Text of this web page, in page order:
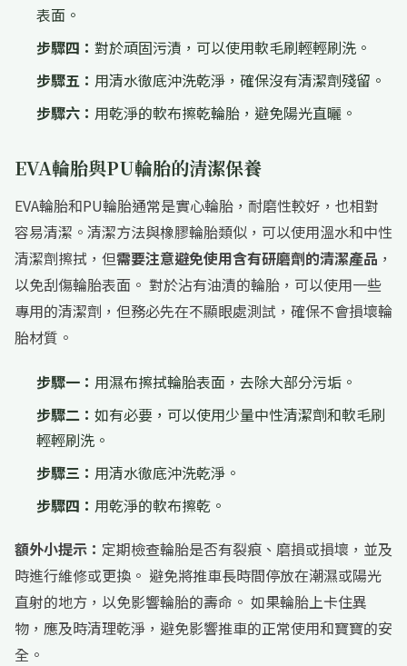
表面。
步驟四： 對於頑固污漬，可以使用軟毛刷輕輕刷洗。
步驟五： 用清水徹底沖洗乾淨，確保沒有清潔劑殘留。
步驟六： 用乾淨的軟布擦乾輪胎，避免陽光直曬。
EVA輪胎與PU輪胎的清潔保養
EVA輪胎和PU輪胎通常是實心輪胎，耐磨性較好，也相對
容易清潔。清潔方法與橡膠輪胎類似，可以使用溫水和中性
清潔劑擦拭，但需要注意避免使用含有研磨劑的清潔產品 ，
以免刮傷輪胎表面。 對於沾有油漬的輪胎，可以使用一些
專用的清潔劑，但務必先在不顯眼處測試，確保不會損壞輪
胎材質。
步驟一： 用濕布擦拭輪胎表面，去除大部分污垢。
步驟二： 如有必要，可以使用少量中性清潔劑和軟毛刷
輕輕刷洗。
步驟三： 用清水徹底沖洗乾淨。
步驟四： 用乾淨的軟布擦乾。
額外小提示： 定期檢查輪胎是否有裂痕、磨損或損壞，並及
時進行維修或更換。 避免將推車長時間停放在潮濕或陽光
直射的地方，以免影響輪胎的壽命。 如果輪胎上卡住異
物，應及時清理乾淨，避免影響推車的正常使用和寶寶的安
全。